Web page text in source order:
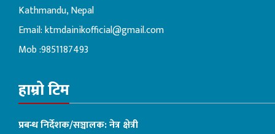
Kathmandu, Nepal
Email:ktmdainikofficial@gmail.com
Mob :9851187493
हाम्रो टिम
प्रबन्ध निर्देशक/सञ्चालक: नेत्र क्षेत्री